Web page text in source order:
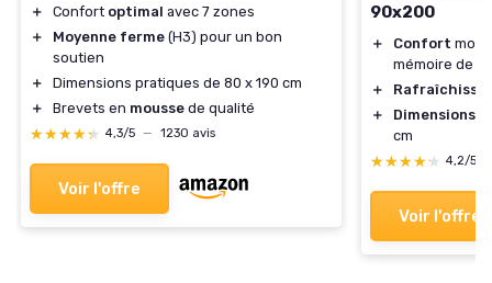
＋ Confort optimal avec 7 zones
＋
Moyenne ferme (H3) pour un bon
soutien
＋
Dimensions pratiques de 80 x 190 cm
＋
Brevets en mousse de qualité
★★★★★
★★★★★ 4,3/5 — 1230 avis
Voir l'offre
90x200
＋ Confort
mémoire de
＋
＋
Dimensions
cm
★★★★★
★★★★★ 4,2/5
Voir l'offre